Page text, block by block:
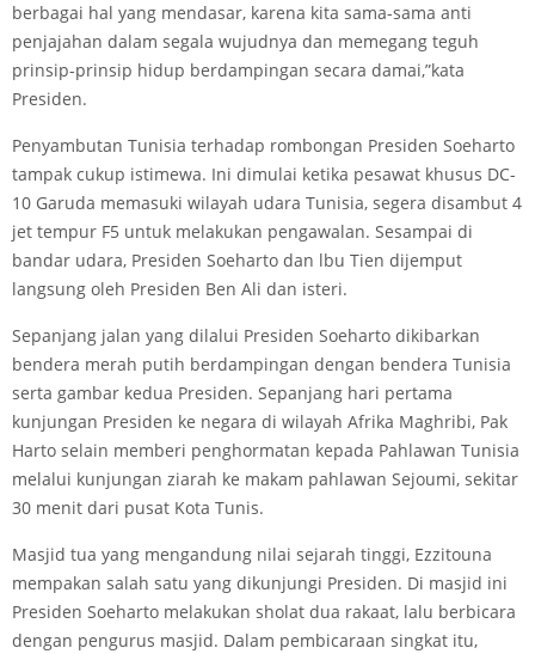
berbagai hal yang mendasar, karena kita sama-sama anti
penjajahan dalam segala wujudnya dan memegang teguh
prinsip-prinsip hidup berdampingan secara damai,”kata
Presiden.
Penyambutan Tunisia terhadap rombongan Presiden Soeharto
tampak cukup istimewa. Ini dimulai ketika pesawat khusus DC-
10 Garuda memasuki wilayah udara Tunisia, segera disambut 4
jet tempur F5 untuk melakukan pengawalan. Sesampai di
bandar udara, Presiden Soeharto dan lbu Tien dijemput
langsung oleh Presiden Ben Ali dan isteri.
Sepanjang jalan yang dilalui Presiden Soeharto dikibarkan
bendera merah putih berdampingan dengan bendera Tunisia
serta gambar kedua Presiden. Sepanjang hari pertama
kunjungan Presiden ke negara di wilayah Afrika Maghribi, Pak
Harto selain memberi penghormatan kepada Pahlawan Tunisia
melalui kunjungan ziarah ke makam pahlawan Sejoumi, sekitar
30 menit dari pusat Kota Tunis.
Masjid tua yang mengandung nilai sejarah tinggi, Ezzitouna
mempakan salah satu yang dikunjungi Presiden. Di masjid ini
Presiden Soeharto melakukan sholat dua rakaat, lalu berbicara
dengan pengurus masjid. Dalam pembicaraan singkat itu,